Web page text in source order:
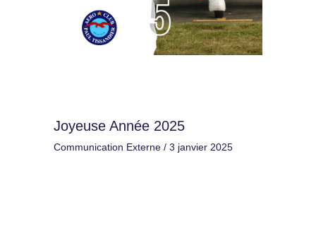
Joyeuse Année 2025
Communication Externe/ 3 janvier 2025